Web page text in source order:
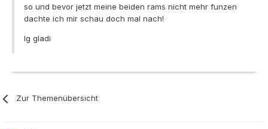
so und bevor jetzt meine beiden rams nicht mehr funzen
dachte ich mir schau doch mal nach!
lg gladi
Zur Themenübersicht